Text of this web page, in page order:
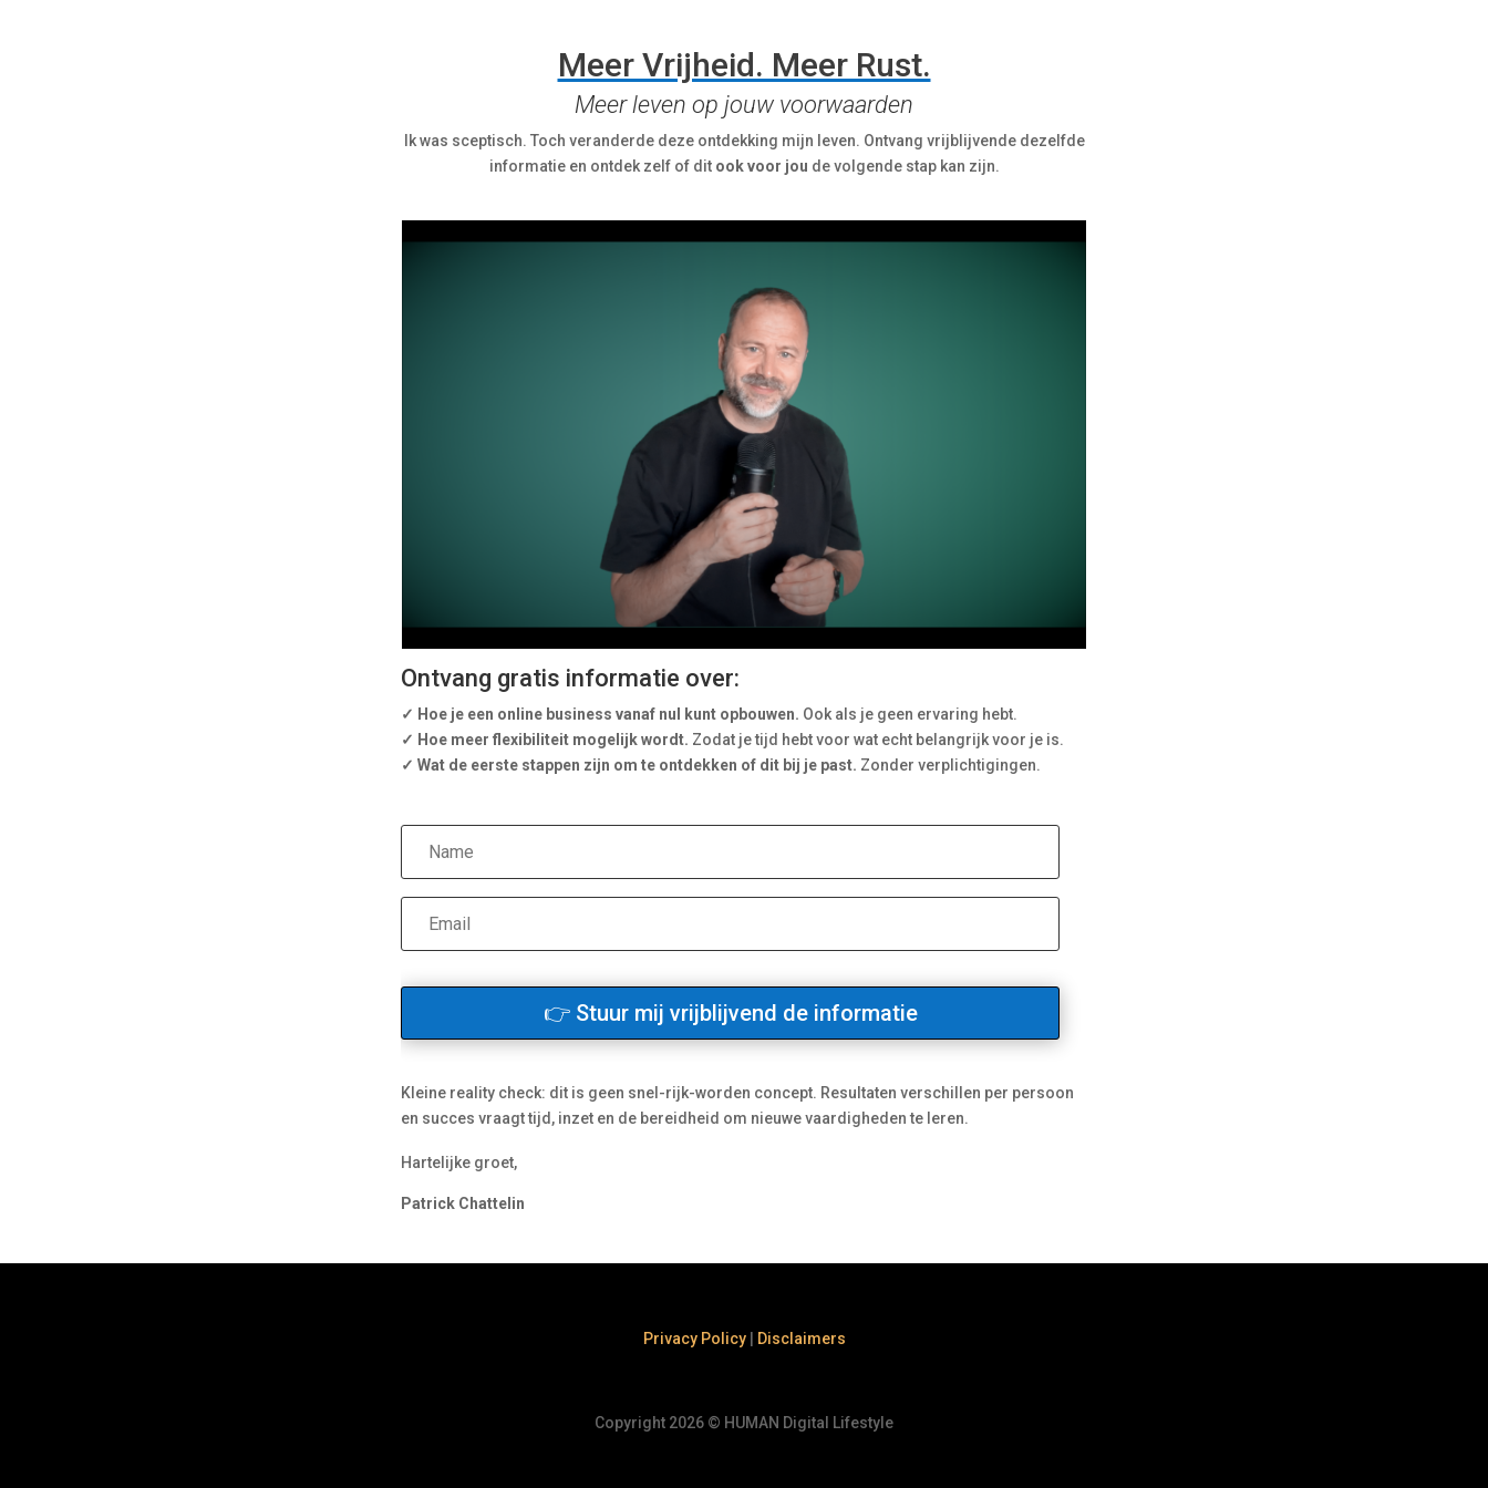
Meer Vrijheid. Meer Rust.
Meer leven op jouw voorwaarden
Ik was sceptisch. Toch veranderde deze ontdekking mijn leven. Ontvang vrijblijvende dezelfde
informatie en ontdek zelf of dit ook voor jou de volgende stap kan zijn.
Ontvang gratis informatie over:
✓ Hoe je een online business vanaf nul kunt opbouwen. Ook als je geen ervaring hebt.
✓ Hoe meer flexibiliteit mogelijk wordt. Zodat je tijd hebt voor wat echt belangrijk voor je is.
✓ Wat de eerste stappen zijn om te ontdekken of dit bij je past. Zonder verplichtigingen.
👉 Stuur mij vrijblijvend de informatie
Kleine reality check: dit is geen snel-rijk-worden concept. Resultaten verschillen per persoon
en succes vraagt tijd, inzet en de bereidheid om nieuwe vaardigheden te leren.
Hartelijke groet,
Patrick Chattelin
Privacy Policy| Disclaimers
Copyright 2026 © HUMAN Digital Lifestyle